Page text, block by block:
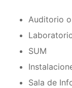
Auditorio
SUM
Sala de